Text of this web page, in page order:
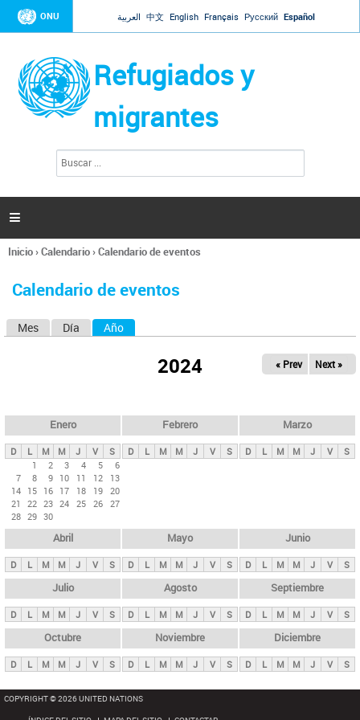
Jump to navigation
ONU العربية 中文 English Français Русский Español
Refugiados y
migrantes
l
d
s

Se
usted
Inicio›Calendario›Calendario de eventos
Calendario de eventos
s
p
n
i
p
a
l
s
Mes Día Año
2024 « Prev Next »
Enero
D L M M J V
S
1
2 3 4 5
6
7
8 9 10 11 12
13
14 15 16 17 18 19 20
21
22 23 24 25 26 27
28 29 30
Febrero
D L M M J V S
Marzo
D L M M J V S
Abril
D L M M J V S
Mayo
D L M M J V S
Junio
D L M M J V S
Julio
D L M M J V S
Agosto
D L M M J V S
Septiembre
D L M M J V S
Octubre
D L M M J V S
Noviembre
D L M M J V S
Diciembre
D L M M J V S
COPYRIGHT © 2026 UNITED NATIONS